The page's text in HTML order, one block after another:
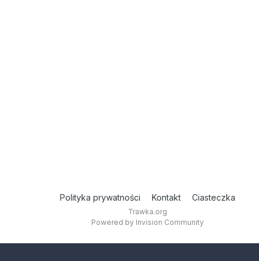
Polityka prywatności Kontakt Ciasteczka
Trawka.org
Powered by Invision Community